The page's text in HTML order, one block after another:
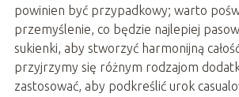
powinien być przypadkowy; warto
przemyślenie, co będzie najlepiej
sukienki, aby stworzyć harmonijną
przyjrzymy się różnym rodzajom
zastosować, aby podkreślić urok